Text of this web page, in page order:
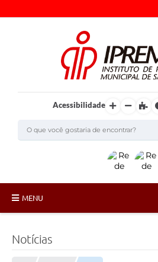
Acessibilidade
MENU
Notícias